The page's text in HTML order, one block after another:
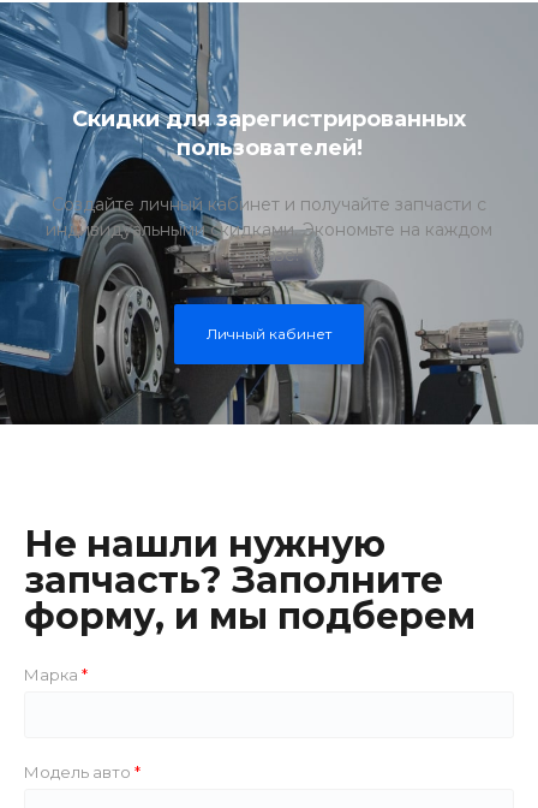
Скидки для зарегистрированных
пользователей!
Создайте личный кабинет и получайте запчасти с
индивидуальными скидками. Экономьте на каждом
заказе!
Личный кабинет
Не нашли нужную
запчасть? Заполните
форму, и мы подберем
Марка
Модель авто